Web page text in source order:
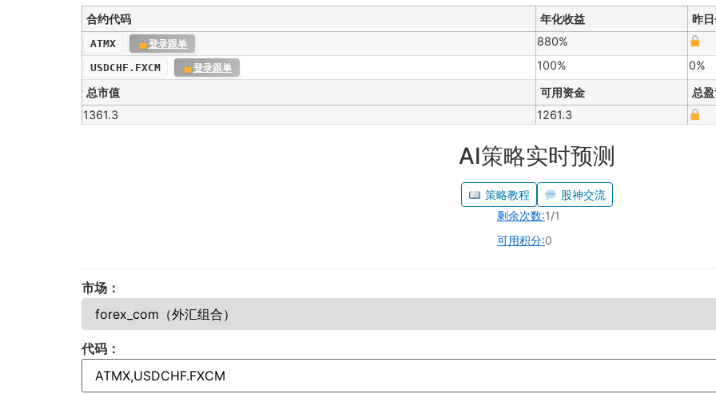
合约代码 年化收益 昨
ATMX 登录跟单 880%
USDCHF.FXCM 登录跟单 100%
0%
总市值
可用资金
总
1361.3
1261.3
AI策略实时预测
策略教程
股神交流
剩余次数:1/1
可用积分:0
市场：
代码：